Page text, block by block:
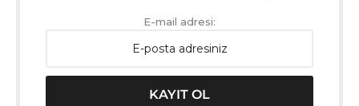
E-mail adresi: